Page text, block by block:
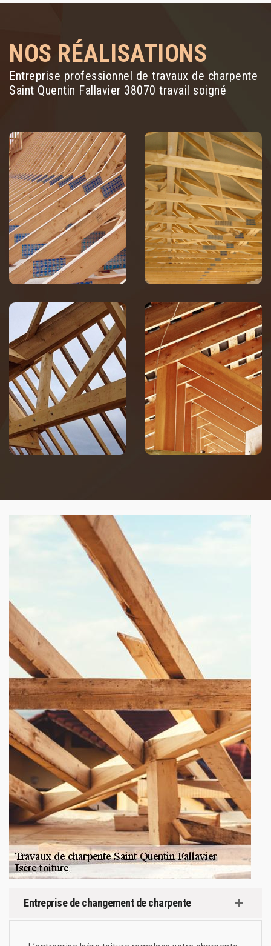
NOS RÉALISATIONS
Entreprise professionnel de travaux de charpente
Saint Quentin Fallavier 38070 travail soigné
Entreprise de changement de charpente